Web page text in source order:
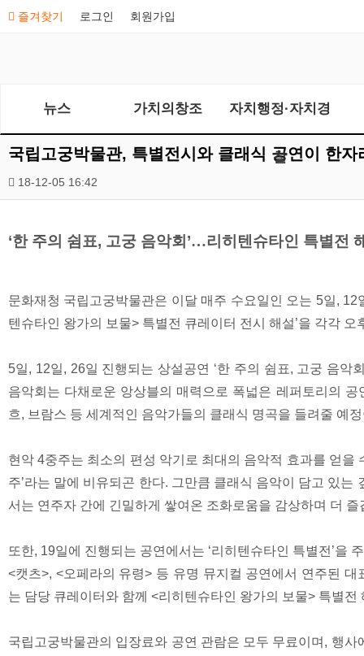
즐겨찾기 로그인 회원가입
뉴스 가치의창조 자치행정·자치경
찰
국립고궁박물관, 특별전시와 클래식 공연이 한자
18-12-05 16:42
‘한 주의 쉼표, 고궁 음악회’…리히텐슈타인 특별전
문화재청 국립고궁박물관은 이달 매주 수요일인 오는 5일, 12
텐슈타인 왕가의 보물> 특별전 큐레이터 전시 해설’을 각각
5일, 12일, 26일 진행되는 상설공연 ‘한 주의 쉼표, 고궁 음악
음악회는 다채로운 앙상블의 매력으로 폭넓은 레퍼토리의
흐, 브람스 등 세계적인 음악가들의 클래식 명곡을 들려줄 예
현악 4중주는 최소의 편성 악기로 최대의 음악적 효과를 얻을
주’라는 말에 비유되곤 한다. 그만큼 클래식 음악이 담고 있
서는 연주자 간에 긴밀하게 쌓여온 조화로움을 감상하며 더
또한, 19일에 진행되는 공연에서는 ‘리히텐슈타인 특별전’을
<캣츠>, <오페라의 유령> 등 유명 뮤지컬 공연에서 연주된
는 담당 큐레이터와 함께 <리히텐슈타인 왕가의 보물> 특별전
국립고궁박물관의 입장료와 공연 관람은 모두 무료이며, 행